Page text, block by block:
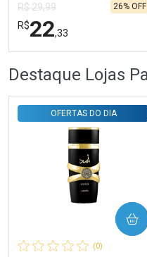
R$ 29,99
R$22,33
26% OFF
Laboratório
Por Menos
Destaque Lojas
(0)
OFERTAS DO DIA
COMPRAR